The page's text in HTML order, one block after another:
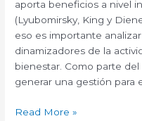
aporta beneficios a nivel
(Lyubomirsky, King y
eso es importante
dinamizadores de la
bienestar. Como parte
generar una gestión para
Read More »